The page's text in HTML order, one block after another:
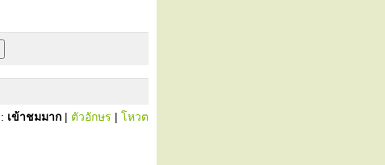
เข้าชมมาก | ตัวอักษร | โหวต